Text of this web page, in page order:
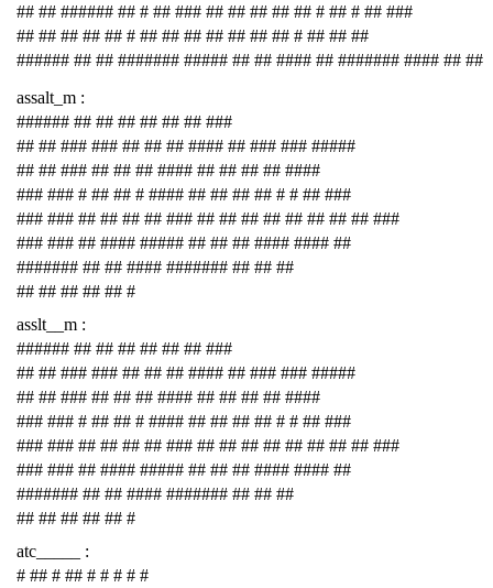
## ## ###### ## # ## ### ## ## ## ## ## # ## # ## ###
## ## ## ## ## # ## ## ## ## ## ## ## # ## ## ##
###### ## ## ####### ##### ## ## #### ## ####### #### ## ##
assalt_m :
###### ## ## ## ## ## ## ###
## ## ### ### ## ## ## #### ## ### ### #####
## ## ### ## ## ## #### ## ## ## ## ####
### ### # ## ## # #### ## ## ## ## # # ## ###
### ### ## ## ## ## ### ## ## ## ## ## ## ## ## ###
### ### ## #### ##### ## ## ## #### #### ##
####### ## ## #### ####### ## ## ##
## ## ## ## ## #
asslt__m :
###### ## ## ## ## ## ## ###
## ## ### ### ## ## ## #### ## ### ### #####
## ## ### ## ## ## #### ## ## ## ## ####
### ### # ## ## # #### ## ## ## ## # # ## ###
### ### ## ## ## ## ### ## ## ## ## ## ## ## ## ###
### ### ## #### ##### ## ## ## #### #### ##
####### ## ## #### ####### ## ## ##
## ## ## ## ## #
atc_____ :
# ## # ## # # # # #